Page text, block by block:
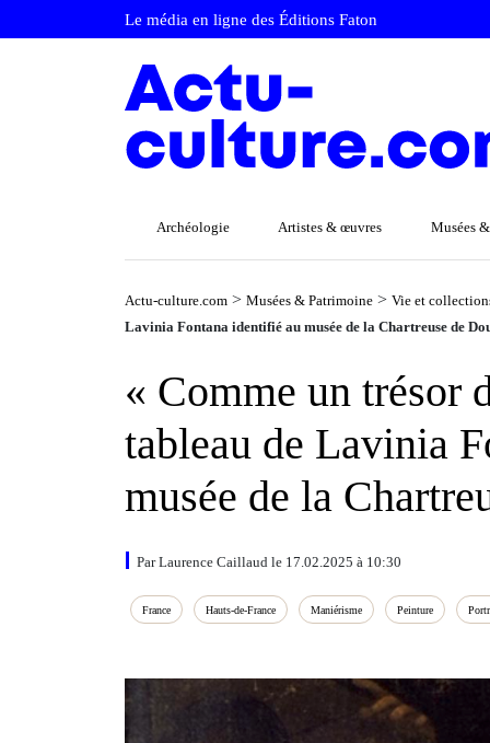
Le média en ligne des Éditions Faton
Archéologie Artistes & œuvres Musées
Actu-culture.com > Musées & Patrimoine > Vie et
Lavinia Fontana identifié au musée de la Chartreuse de
« Comme un trésor
tableau de Lavinia
musée de la
Par Laurence Caillaud le 17.02.2025 à 10:30
France Hauts‑de‑France Maniérisme Peinture